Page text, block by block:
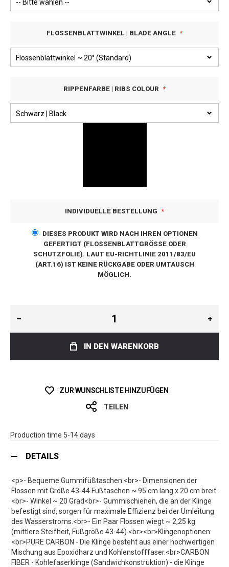
FLOSSENBLATTWINKEL | BLADE ANGLE
RIPPENFARBE | RIBS COLOUR
INDIVIDUELLE BESTELLUNG
DIESES PRODUKT WIRD NACH IHREN OPTIONEN
GEFERTIGT (FLOSSENBLATTGRÖSSE ODER S
CHUTZFOLIE). LAUT EU-RICHTLINIE 2011/83/EU (
ART.16) IST KEINE RÜCKGABE ODER UMTAUSCH M
ÖGLICH.
IN DEN WARENKORB
ZUR WUNSCHLISTE HINZUFÜGEN
TEILEN
Production time 5-14 days
DETAILS
<p>- Bequeme Gummifüßtaschen.<br>- Dimensionen der
Flossen mit Größe 43-44 Fußtaschen ~ 95 cm lang x 20 cm breit.
<br>- Winkel ~ 20 Grad<br>- Gummischienen, die an der Klinge
befestigt sind, sorgen für maximale Effizienz bei der Umleitung
des Wasserstroms.<br>- Ein Paar Flossen wiegt ~ 2,25 kg
(mittlere Steifheit, Fußgröße 43-44).<br><br>Klingenoptionen:
<br>PURE CARBON - Die Klinge besteht aus einer hochwertigen
Mischung aus Epoxidharz und Kohlenstofffaser.<br>CARBON
FIBER - Kohlefaserklinge (Sandwichkonstruktion) - die Klinge